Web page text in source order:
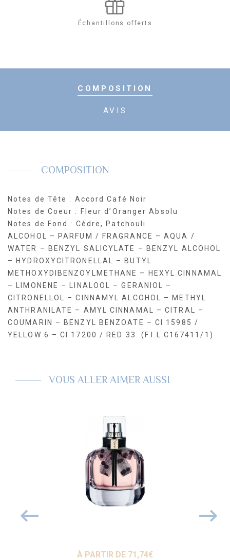
Échantillons offerts
COMPOSITION
AVIS
COMPOSITION
Notes de Tête : Accord Café Noir
Notes de Coeur : Fleur d’Oranger Absolu
Notes de Fond : Cèdre, Patchouli
ALCOHOL – PARFUM / FRAGRANCE – AQUA /
WATER – BENZYL SALICYLATE – BENZYL ALCOHOL
– HYDROXYCITRONELLAL – BUTYL
METHOXYDIBENZOYLMETHANE – HEXYL CINNAMAL
– LIMONENE – LINALOOL – GERANIOL –
CITRONELLOL – CINNAMYL ALCOHOL – METHYL
ANTHRANILATE – AMYL CINNAMAL – CITRAL –
COUMARIN – BENZYL BENZOATE – CI 15985 /
YELLOW 6 – CI 17200 / RED 33. (F.I.L C167411/1)
VOUS ALLER AIMER AUSSI
À PARTIR DE 71,74€